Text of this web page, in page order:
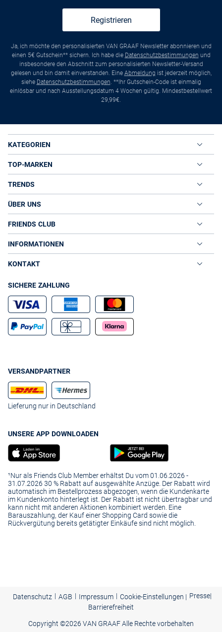
Registrieren
Ja, ich möchte den personalisierten VAN GRAAF Newsletter abonnieren und
einen 5€ Gutschein** sichern. Ich habe die Datenschutzbestimmungen und
insbesondere den Abschnitt zum personalisierten Newsletter-Versand
gelesen und bin damit einverstanden. Eine Abmeldung ist jederzeit möglich,
siehe Datenschutzbestimmungen. **Ihr Gutschein-Code ist einmalig
einlösbar und nach Ausstellungsdatum 4 Wochen gültig. Mindestbestellwert
29,99€.
KATEGORIEN
TOP-MARKEN
TRENDS
ÜBER UNS
FRIENDS CLUB
INFORMATIONEN
KONTAKT
SICHERE ZAHLUNG
VERSANDPARTNER
Lieferung nur in Deutschland
UNSERE APP DOWNLOADEN
¹Nur als Friends Club Member erhältst Du vom 01.06.2026 -
31.07.2026 30 % Rabatt auf ausgewählte Anzüge. Der Rabatt wird
automatisch im Bestellprozess abgezogen, wenn die Kundenkarte
im Kundenkonto hinterlegt ist. Der Rabatt ist nicht übertragbar und
kann nicht mit anderen Aktionen kombiniert werden. Eine
Barauszahlung, der Kauf einer Shopping Card sowie die
Rückvergütung bereits getätigter Einkäufe sind nicht möglich.
Datenschutz | AGB | Impressum | Cookie-Einstellungen | Presse|
Barrierefreiheit
Copyright ©2026 VAN GRAAF Alle Rechte vorbehalten